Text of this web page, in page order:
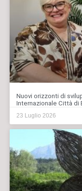
Nuovi orizzonti di
Internazionale Città di
23 Luglio 2026